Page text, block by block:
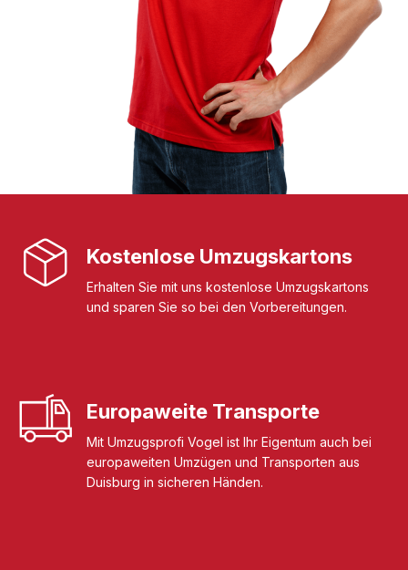
Kostenlose Umzugskartons
Erhalten Sie mit uns kostenlose Umzugskartons
und sparen Sie so bei den Vorbereitungen.
Europaweite Transporte
Mit Umzugsprofi Vogel ist Ihr Eigentum auch bei
europaweiten Umzügen und Transporten aus
Duisburg in sicheren Händen.